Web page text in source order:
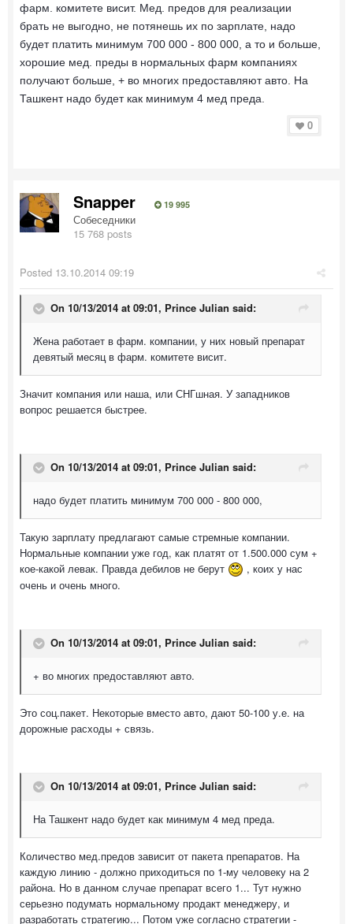
фарм. комитете висит. Мед. предов для реализации
брать не выгодно, не потянешь их по зарплате, надо
будет платить минимум 700 000 - 800 000, а то и больше,
хорошие мед. преды в нормальных фарм компаниях
получают больше, + во многих предоставляют авто. На
Ташкент надо будет как минимум 4 мед преда.
0
Snapper 19 995
Собеседники
15 768 posts
Posted 13.10.2014 09:19
On 10/13/2014 at 09:01, Prince Julian said:
Жена работает в фарм. компании, у них новый препарат
девятый месяц в фарм. комитете висит.
Значит компания или наша, или СНГшная. У западников
вопрос решается быстрее.
On 10/13/2014 at 09:01, Prince Julian said:
надо будет платить минимум 700 000 - 800 000,
Такую зарплату предлагают самые стремные компании.
Нормальные компании уже год, как платят от 1.500.000 сум +
кое-какой левак. Правда дебилов не берут
, коих у нас
очень и очень много.
On 10/13/2014 at 09:01, Prince Julian said:
+ во многих предоставляют авто.
Это соц.пакет. Некоторые вместо авто, дают 50-100 у.е. на
дорожные расходы + связь.
On 10/13/2014 at 09:01, Prince Julian said:
На Ташкент надо будет как минимум 4 мед преда.
Количество мед.предов зависит от пакета препаратов. На
каждую линию - должно приходиться по 1-му человеку на 2
района. Но в данном случае препарат всего 1... Тут нужно
серьезно подумать нормальному продакт менеджеру, и
разработать стратегию... Потом уже согласно стратегии -